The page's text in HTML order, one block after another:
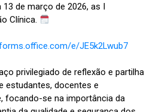
de março de 2026, as I
Clínica.
e/JE5k2Lwub7
privilegiado de reflexão e partilha
estudantes, docentes e
focando-se na importância da